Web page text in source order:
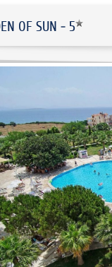
OF SUN - 5